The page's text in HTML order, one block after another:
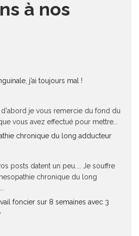
à nos
j’ai toujours mal !
d'abord je vous remercie du fond du
vous avez effectué pour mettre...
chronique du long adducteur
posts datent un peu.... Je souffre
chronique du long
foncier sur 8 semaines avec 3